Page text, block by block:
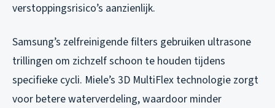
verstoppingsrisico’s aanzienlijk.
Samsung’s zelfreinigende filters gebruiken ultrasone
trillingen om zichzelf schoon te houden tijdens
specifieke cycli. Miele’s 3D MultiFlex technologie zorgt
voor betere waterverdeling, waardoor minder